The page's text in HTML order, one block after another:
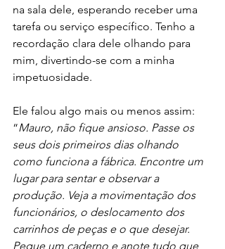
na sala dele, esperando receber uma
tarefa ou serviço específico. Tenho a
recordação clara dele olhando para
mim, divertindo-se com a minha
impetuosidade.
Ele falou algo mais ou menos assim:
“Mauro, não fique ansioso. Passe os
seus dois primeiros dias olhando
como funciona a fábrica. Encontre um
lugar para sentar e observar a
produção. Veja a movimentação dos
funcionários, o deslocamento dos
carrinhos de peças e o que desejar.
Pegue um caderno e anote tudo que